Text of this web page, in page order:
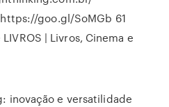
goo.gl/SoMGb 61
| Livros, Cinema e
inovação e versatilidade